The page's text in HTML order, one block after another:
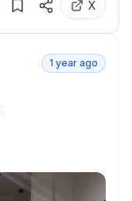
X
1 year ago